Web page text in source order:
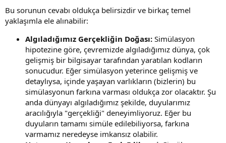
Bu sorunun cevabı oldukça belirsizdir ve birkaç temel
yaklaşımla ele alınabilir:
Algıladığımız Gerçekliğin Doğası: Simülasyon
hipotezine göre, çevremizde algıladığımız dünya, çok
gelişmiş bir bilgisayar tarafından yaratılan kodların
sonucudur. Eğer simülasyon yeterince gelişmiş ve
detaylıysa, içinde yaşayan varlıkların (bizlerin) bu
simülasyonun farkına varması oldukça zor olacaktır. Şu
anda dünyayı algıladığımız şekilde, duyularımız
aracılığıyla "gerçekliği" deneyimliyoruz. Eğer bu
duyuların tamamı simüle edilebiliyorsa, farkına
varmamız neredeyse imkansız olabilir.